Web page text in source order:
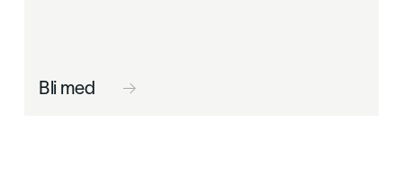
Bli med 